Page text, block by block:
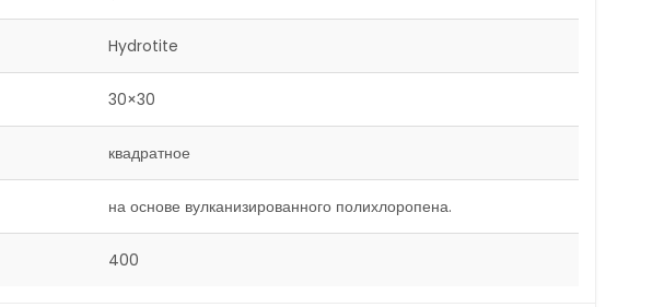
Hydrotite
30×30
квадратное
на основе вулканизированного полихлоропена.
400